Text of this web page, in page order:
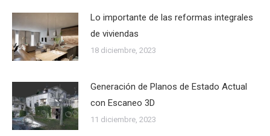
Lo importante de las reformas integrales
de viviendas
18 diciembre, 2023
Generación de Planos de Estado Actual
con Escaneo 3D
11 diciembre, 2023